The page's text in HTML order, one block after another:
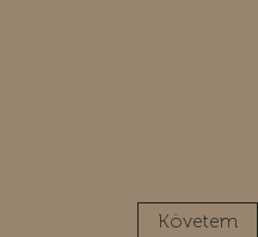
Követem